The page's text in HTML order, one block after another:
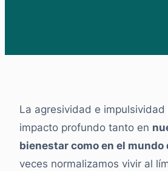
La agresividad e
impacto profundo tanto en
bienestar como en el mundo
veces normalizamos vivir al